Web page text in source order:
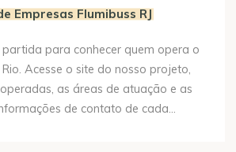
Empresas Flumibuss RJ
para conhecer quem opera o
Acesse o site do nosso projeto,
as áreas de atuação e as
de contato de cada...